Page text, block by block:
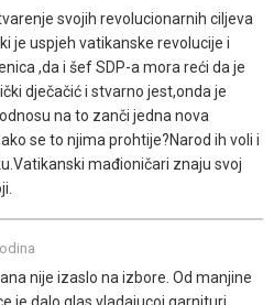
svojih revolucionarnih ciljeva
je uspjeh vatikanske revolucije i
,da i šef SDP-a mora reći da je
dječačić i stvarno jest,onda je
na to zanči jedna nova
se to njima prohtije?Narod ih voli i
mađioničari znaju svoj
nije izaslo na izbore. Od manjine
je dalo glas vladajucoj garnituri.